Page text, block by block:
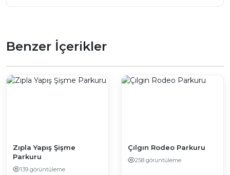
Benzer İçerikler
Zıpla Yapış Şişme
Parkuru
139 görüntüleme
Çılgın Rodeo Parkuru
258 görüntüleme